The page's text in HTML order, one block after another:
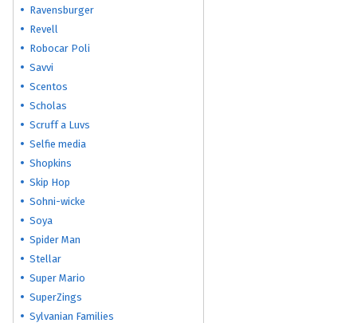
Ravensburger
Revell
Robocar Poli
Savvi
Scentos
Scholas
Scruff a Luvs
Selfie media
Shopkins
Skip Hop
Sohni-wicke
Soya
Spider Man
Stellar
Super Mario
SuperZings
Sylvanian Families